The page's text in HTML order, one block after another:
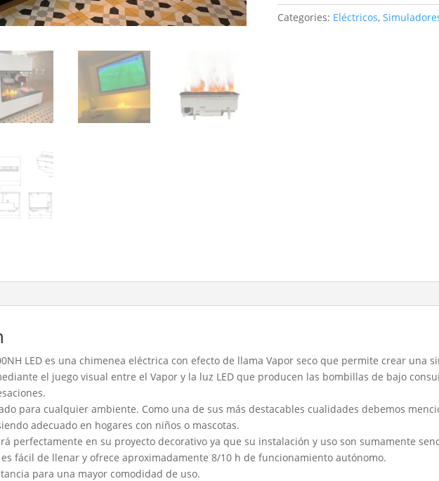
Categories: Eléctricos,
LED es una chimenea eléctrica con efecto de llama Vapor seco que permite crear una
el juego visual entre el Vapor y la luz LED que producen las bombillas de bajo
para cualquier ambiente. Como una de sus más destacables cualidades debemos
adecuado en hogares con niños o mascotas.
perfectamente en su proyecto decorativo ya que su instalación y uso son sumamente
fácil de llenar y ofrece aproximadamente 8/10 h de funcionamiento autónomo.
para una mayor comodidad de uso.